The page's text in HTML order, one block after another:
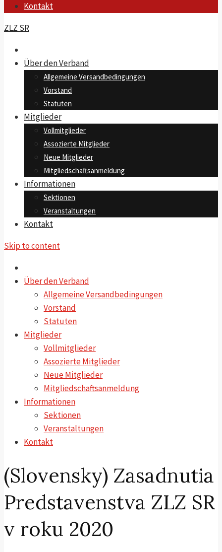
Kontakt
ZLZ SR
Über den Verband
Allgemeine Versandbedingungen
Vorstand
Statuten
Mitglieder
Vollmitglieder
Assozierte Mitglieder
Neue Mitglieder
Mitgliedschaftsanmeldung
Informationen
Sektionen
Veranstaltungen
Kontakt
Skip to content
Über den Verband
Allgemeine Versandbedingungen
Vorstand
Statuten
Mitglieder
Vollmitglieder
Assozierte Mitglieder
Neue Mitglieder
Mitgliedschaftsanmeldung
Informationen
Sektionen
Veranstaltungen
Kontakt
(Slovensky) Zasadnutia
Predstavenstva ZLZ SR
v roku 2020